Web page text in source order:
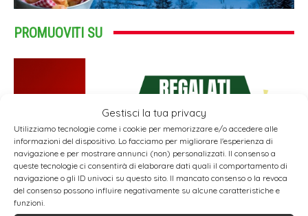
Gestisci la tua privacy
Utilizziamo tecnologie come i cookie per memorizzare e/o accedere alle
informazioni del dispositivo. Lo facciamo per migliorare l'esperienza di
navigazione e per mostrare annunci (non) personalizzati. Il consenso a
queste tecnologie ci consentirà di elaborare dati quali il comportamento di
navigazione o gli ID univoci su questo sito. Il mancato consenso o la revoca
del consenso possono influire negativamente su alcune caratteristiche e
funzioni.
PROMUOVITI SU